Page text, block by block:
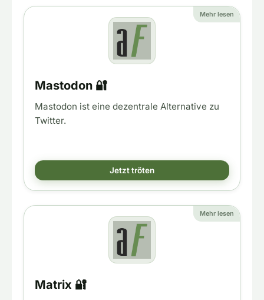
Mehr lesen
Mastodon 🔐
Mastodon ist eine dezentrale Alternative zu
Twitter.
Jetzt tröten
Mehr lesen
Matrix 🔐